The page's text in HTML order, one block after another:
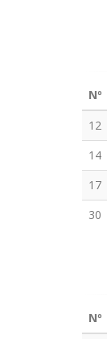
Nº
12
14
17
30
Nº